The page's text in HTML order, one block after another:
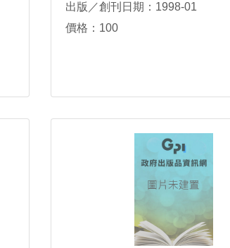
出版／創刊日期：1998-01
價格：100